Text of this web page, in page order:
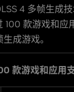
4 多帧生成
100 款游戏和
成游戏。
款游戏和应用